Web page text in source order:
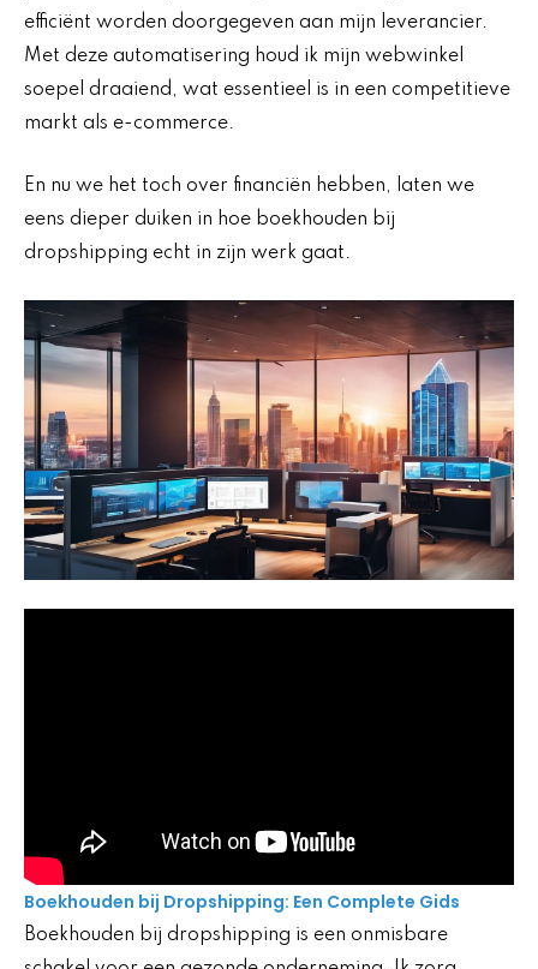
efficiënt worden doorgegeven aan mijn leverancier.
Met deze automatisering houd ik mijn webwinkel
soepel draaiend, wat essentieel is in een competitieve
markt als e-commerce.
En nu we het toch over financiën hebben, laten we
eens dieper duiken in hoe boekhouden bij
dropshipping echt in zijn werk gaat.
Boekhouden bij Dropshipping: Een Complete Gids
Boekhouden bij dropshipping is een onmisbare